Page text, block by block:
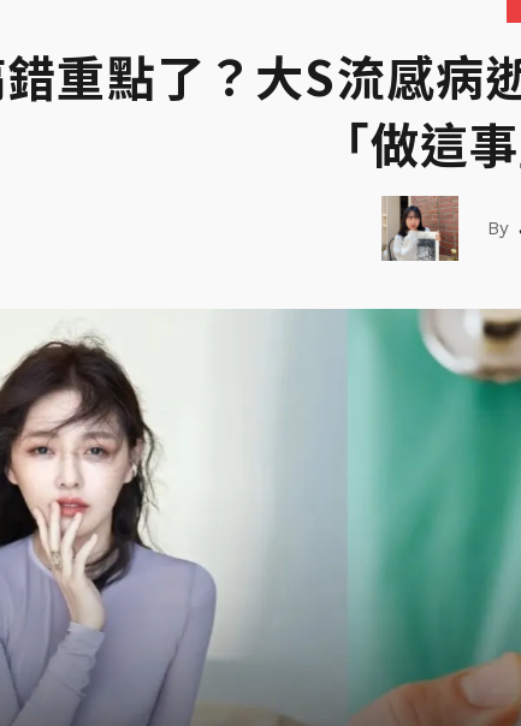
重點了？大S流感病
「做這